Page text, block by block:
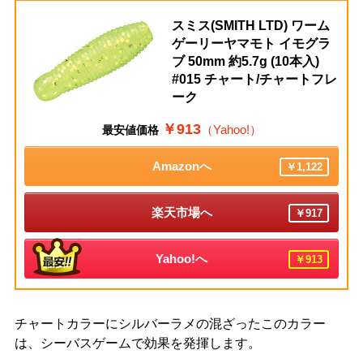
スミス(SMITH LTD) ワーム
ゲーリーヤマモト イモグラ
ブ 50mm 約5.7g (10本入)
#015 チャート/チャートフレ
ーク
最安値価格 ￥913（Yahoo!）
Amazonへ ￥1,122
楽天市場へ ￥917
Yahoo!へ ￥913
チャートカラーにシルバーラメの混ざったこのカラー
は、シーバスゲームで効果を発揮します。